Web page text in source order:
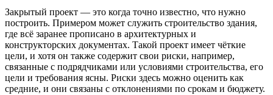
Закрытый проект — это когда точно известно, что нужно
построить. Примером может служить строительство здания,
где всё заранее прописано в архитектурных и
конструкторских документах. Такой проект имеет чёткие
цели, и хотя он также содержит свои риски, например,
связанные с подрядчиками или условиями строительства, его
цели и требования ясны. Риски здесь можно оценить как
средние, и они связаны с отклонениями по срокам и бюджету.